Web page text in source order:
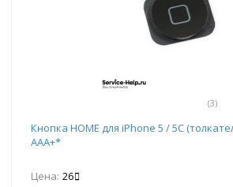
(3)
Кнопка HOME для iPhone 5 / 5C
AAA+*
Цена: 26